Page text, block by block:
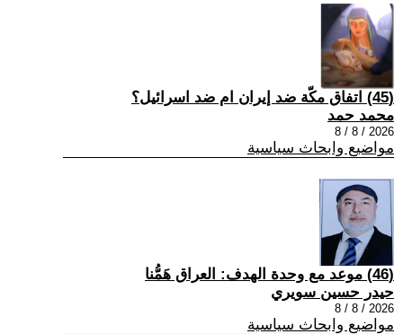
(45) اتفاق مكّة ضد إيران ام ضد اسرائيل؟
محمد حمد
2026 / 8 / 8
مواضيع وابحاث سياسية
(46) موعد مع وحدة الهدف: العراق هَمُّنا
حيدر حسين سويري
2026 / 8 / 8
مواضيع وابحاث سياسية